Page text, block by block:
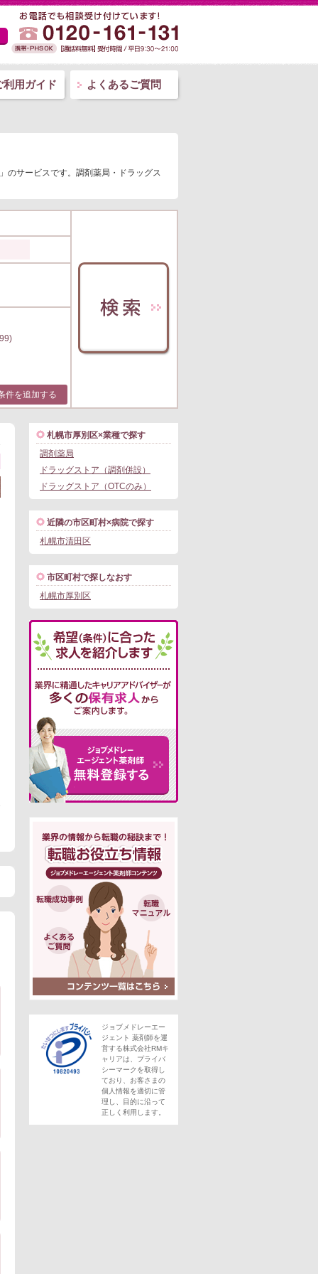
利用ガイド よくあるご質問
のサービスです。調剤薬局・ドラッグス
件を追加する
の求人にフォームで問い合わせる
札幌市厚別区×業種で探す
調剤薬局
ドラッグストア（調剤併設）
ドラッグストア（OTCのみ）
近隣の市区町村×病院で探す
札幌市清田区
市区町村で探しなおす
札幌市厚別区
ジョブメドレーエー
ジェント 薬剤師を運
営する株式会社RMキ
ャリアは、プライバ
シーマークを取得し
ており、お客さまの
個人情報を適切に管
理し、目的に沿って
正しく利用します。